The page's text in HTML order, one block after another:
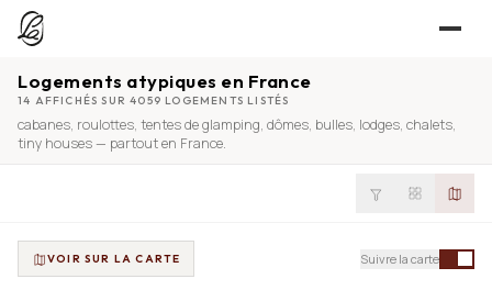
JE CHERCHE
TROUVER UN LIEU
Séjours, tournages, événements — l’annuaire
PROPOSER MON LIEU
Annuaire + reportage photo-vidéo, 0 % commission
UNE QUESTION ?
Logements atypiques en France
14 AFFICHÉS SUR 4059 LOGEMENTS LISTÉS
cabanes, roulottes, tentes de glamping, dômes, bulles, lodges, chalets,
tiny houses— partout en France.
VOIR SUR LA CARTE Suivre la carte